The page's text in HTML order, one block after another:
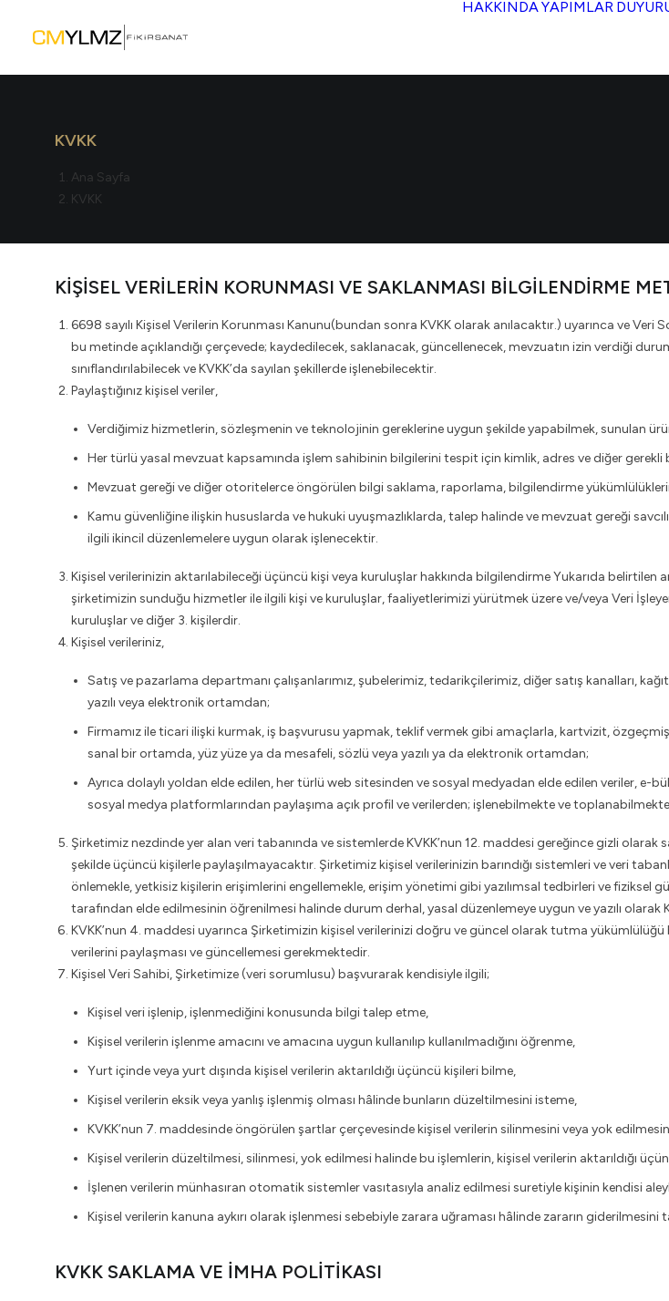
HAKKINDAYAPIMLAR
KVKK
Ana Sayfa
KVKK
KİŞİSEL VERİLERİN KORUNMASI VE SAKLANMASI BİLGİLENDİRME
6698 sayılı Kişisel Verilerin Korunması Kanunu(bundan sonra KVKK olarak anılacaktır.) uyarınca ve
bu metinde açıklandığı çerçevede; kaydedilecek, saklanacak, güncellenecek, mevzuatın izin verdiği
sınıflandırılabilecek ve KVKK’da sayılan şekillerde işlenebilecektir.
Paylaştığınız kişisel veriler,
Verdiğimiz hizmetlerin, sözleşmenin ve teknolojinin gereklerine uygun şekilde yapabilmek, sunulan
Her türlü yasal mevzuat kapsamında işlem sahibinin bilgilerini tespit için kimlik, adres ve diğer gerekli
Mevzuat gereği ve diğer otoritelerce öngörülen bilgi saklama, raporlama, bilgilendirme
Kamu güvenliğine ilişkin hususlarda ve hukuki uyuşmazlıklarda, talep halinde ve mevzuat gereği
ilgili ikincil düzenlemelere uygun olarak işlenecektir.
Kişisel verilerinizin aktarılabileceği üçüncü kişi veya kuruluşlar hakkında bilgilendirme Yukarıda belirtilen
şirketimizin sunduğu hizmetler ile ilgili kişi ve kuruluşlar, faaliyetlerimizi yürütmek üzere ve/veya Veri
kuruluşlar ve diğer 3. kişilerdir.
Kişisel verileriniz,
Satış ve pazarlama departmanı çalışanlarımız, şubelerimiz, tedarikçilerimiz, diğer satış kanalları,
yazılı veya elektronik ortamdan;
Firmamız ile ticari ilişki kurmak, iş başvurusu yapmak, teklif vermek gibi amaçlarla, kartvizit,
sanal bir ortamda, yüz yüze ya da mesafeli, sözlü veya yazılı ya da elektronik ortamdan;
Ayrıca dolaylı yoldan elde edilen, her türlü web sitesinden ve sosyal medyadan elde edilen veriler, e-
sosyal medya platformlarından paylaşıma açık profil ve verilerden; işlenebilmekte ve
Şirketimiz nezdinde yer alan veri tabanında ve sistemlerde KVKK’nun 12. maddesi gereğince gizli
şekilde üçüncü kişilerle paylaşılmayacaktır. Şirketimiz kişisel verilerinizin barındığı sistemleri ve veri
önlemekle, yetkisiz kişilerin erişimlerini engellemekle, erişim yönetimi gibi yazılımsal tedbirleri ve fiziksel
tarafından elde edilmesinin öğrenilmesi halinde durum derhal, yasal düzenlemeye uygun ve yazılı olarak
KVKK’nun 4. maddesi uyarınca Şirketimizin kişisel verilerinizi doğru ve güncel olarak tutma
verilerini paylaşması ve güncellemesi gerekmektedir.
Kişisel Veri Sahibi, Şirketimize (veri sorumlusu) başvurarak kendisiyle ilgili;
Kişisel veri işlenip, işlenmediğini konusunda bilgi talep etme,
Kişisel verilerin işlenme amacını ve amacına uygun kullanılıp kullanılmadığını öğrenme,
Yurt içinde veya yurt dışında kişisel verilerin aktarıldığı üçüncü kişileri bilme,
Kişisel verilerin eksik veya yanlış işlenmiş olması hâlinde bunların düzeltilmesini isteme,
KVKK’nun 7. maddesinde öngörülen şartlar çerçevesinde kişisel verilerin silinmesini veya yok
Kişisel verilerin düzeltilmesi, silinmesi, yok edilmesi halinde bu işlemlerin, kişisel verilerin aktarıldığı
İşlenen verilerin münhasıran otomatik sistemler vasıtasıyla analiz edilmesi suretiyle kişinin kendisi
Kişisel verilerin kanuna aykırı olarak işlenmesi sebebiyle zarara uğraması hâlinde zararın giderilmesini
KVKK SAKLAMA VE İMHA POLİTİKASI